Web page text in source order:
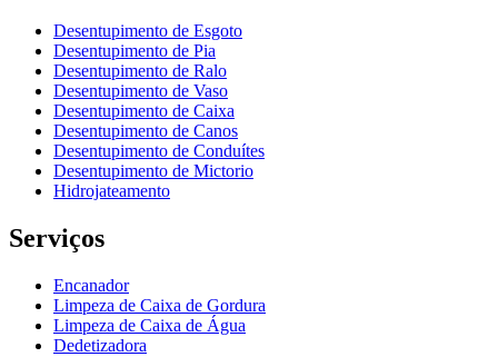
Desentupimento de Esgoto
Desentupimento de Pia
Desentupimento de Ralo
Desentupimento de Vaso
Desentupimento de Caixa
Desentupimento de Canos
Desentupimento de Conduítes
Desentupimento de Mictorio
Hidrojateamento
Serviços
Encanador
Limpeza de Caixa de Gordura
Limpeza de Caixa de Água
Dedetizadora